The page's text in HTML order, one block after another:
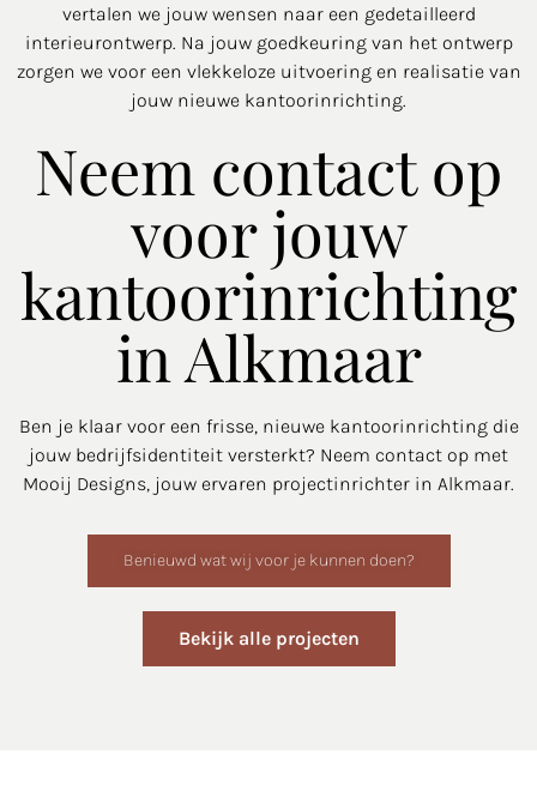
vertalen we jouw wensen naar een gedetailleerd
interieurontwerp. Na jouw goedkeuring van het ontwerp
zorgen we voor een vlekkeloze uitvoering en realisatie van
jouw nieuwe kantoorinrichting.
Neem contact op
voor jouw
kantoorinrichting
in Alkmaar
Ben je klaar voor een frisse, nieuwe kantoorinrichting die
jouw bedrijfsidentiteit versterkt? Neem contact op met
Mooij Designs, jouw ervaren projectinrichter in Alkmaar.
Benieuwd wat wij voor je kunnen doen?
Bekijk alle projecten